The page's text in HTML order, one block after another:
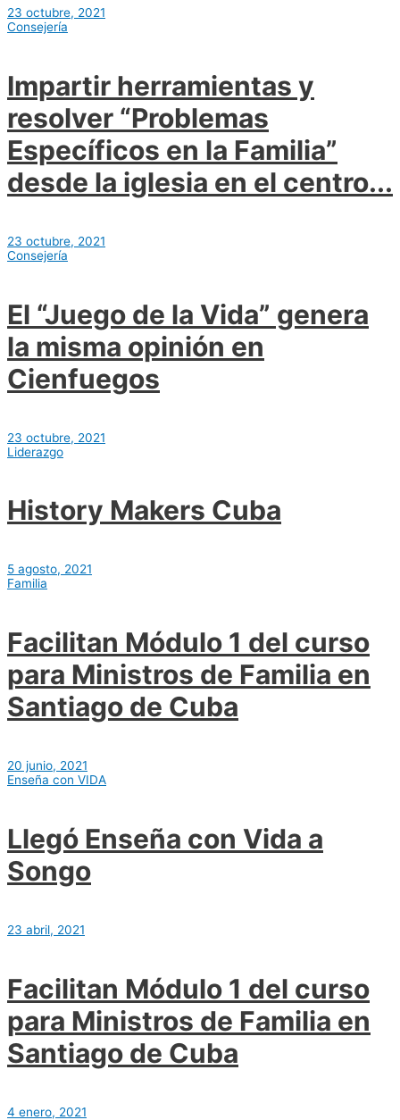
23 octubre, 2021
Consejería
Impartir herramientas y
resolver “Problemas
Específicos en la Familia”
desde la iglesia en el centro...
23 octubre, 2021
Consejería
El “Juego de la Vida” genera
la misma opinión en
Cienfuegos
23 octubre, 2021
Liderazgo
History Makers Cuba
5 agosto, 2021
Familia
Facilitan Módulo 1 del curso
para Ministros de Familia en
Santiago de Cuba
20 junio, 2021
Enseña con VIDA
Llegó Enseña con Vida a
Songo
23 abril, 2021
Facilitan Módulo 1 del curso
para Ministros de Familia en
Santiago de Cuba
4 enero, 2021